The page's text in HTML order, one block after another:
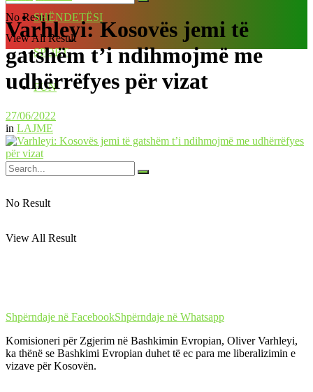
No Result
View All Result
SHËNDETËSI
SPORT
FUN
No Result
View All Result
Varhleyi: Kosovës jemi të
gatshëm t’i ndihmojmë me
udhërrëfyes për vizat
27/06/2022
in LAJME
Shpërndaje në FacebookShpërndaje në Whatsapp
Komisioneri për Zgjerim në Bashkimin Evropian, Oliver Varhleyi,
ka thënë se Bashkimi Evropian duhet të ec para me liberalizimin e
vizave për Kosovën.